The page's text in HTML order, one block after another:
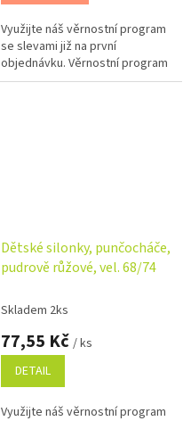
Využijte náš věrnostní program
se slevami již na první
objednávku. Věrnostní program
Dětské silonky, punčocháče,
pudrově růžové, vel. 68/74
Skladem 2ks
77,55 Kč / ks
DETAIL
Využijte náš věrnostní program